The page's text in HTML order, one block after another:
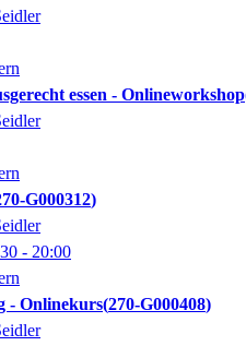
essen - Onlineworkshop
G000312
- 20:00
- Onlinekurs 270-G000408